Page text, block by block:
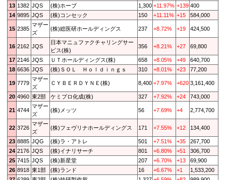
13 1382 JQS (株)ホーブ 1,300 +11.97% +139 400
14 9895 JQS (株)コンセック 150 +11.11% +15 584,000
15 2385
マザー
ズ
(株)総医研ホールディングス 237 +8.72% +19 424,500
16 2162 JQS
日本マニュファクチャリングサー
ビス(株)
356 +8.21% +27 69,800
17 2146 JQS ＵＴホールディングス(株) 658 +8.05% +49
640,700
18 6636 JQS (株)ＳＯＬ Ｈｏｌｄｉｎｇｓ 310 +8.01% +23 77,200
19 7779
マザー
ズ
ＣＹＢＥＲＤＹＮＥ(株) 8,400 +7.97% +620 3,161,400
20 4960 東2部 ケミプロ化成(株) 327 +7.92% +24 743,000
21 4744
マザー
ズ
(株)メッツ 56 +7.69% +4 2,774,700
22 3726
マザー
ズ
(株)フェヴリナホールディングス 171 +7.55% +12 134,400
23 8885 JQG (株)ラ・アトレ 501 +7.51% +35
267,700
24 2176 JQS (株)イナリサーチ 801 +6.80% +51
306,700
25 7415 JQS (株)新星堂 207 +6.70% +13
69,900
26 8918 東1部 (株)ランド 16 +6.67% +1
1,533,200